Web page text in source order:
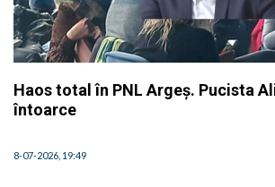
Haos total în PNL Argeș. Pucista
întoarce
8-07-2026, 19:49